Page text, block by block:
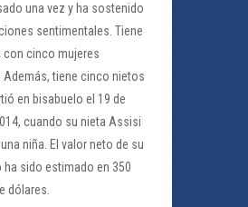
una vez y ha sostenido
sentimentales. Tiene
cinco mujeres
Además, tiene cinco nietos
en bisabuelo el 19 de
cuando su nieta Assisi
niña. El valor neto de su
sido estimado en 350
dólares.